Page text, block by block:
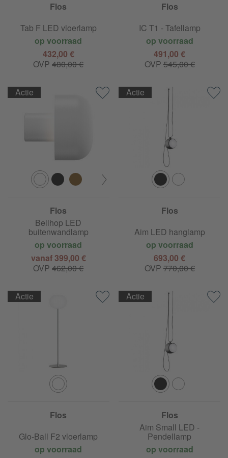
Flos
Tab F LED vloerlamp
op voorraad
432,00 €
OVP480,00 €
Flos
IC T1 - Tafellamp
op voorraad
491,00 €
OVP 545,00 €
Flos
Bellhop LED
buitenwandlamp
op voorraad
vanaf 399,00 €
OVP462,00 €
Actie
Flos
Aim LED hanglamp
op voorraad
693,00 €
OVP 770,00 €
Actie
Flos
Glo-Ball F2 vloerlamp
op voorraad
Actie
Flos
Aim Small LED -
Pendellamp
op voorraad
Actie